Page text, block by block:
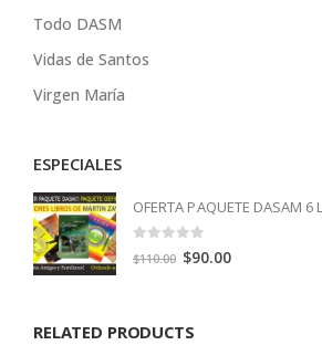
Todo DASM
Vidas de Santos
Virgen María
ESPECIALES
OFERTA PAQUETE DASAM 6
out of 5
$110.00 Original
$110.00.
$90.00Current
RELATED PRODUCTS